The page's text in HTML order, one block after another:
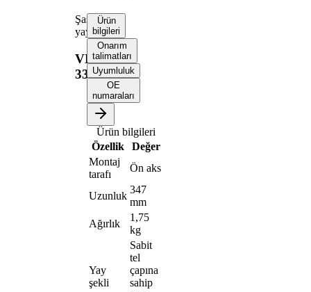
Şasi
yayı
VKDL
33599
Ürün
bilgileri
Onarım
talimatları
Uyumluluk
OE
numaraları
Ürün bilgileri
Özellik
Değer
Montaj
tarafı
Ön aks
Uzunluk
347
mm
Ağırlık
1,75
kg
Yay
şekli
Sabit
tel
çapına
sahip